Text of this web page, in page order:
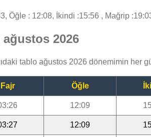
Öğle : 12:08, İkindi :15:56 , Mağrip
2026
tablo ağustos 2026 dönemimin her
Fajr Öğle
12:09
12:09